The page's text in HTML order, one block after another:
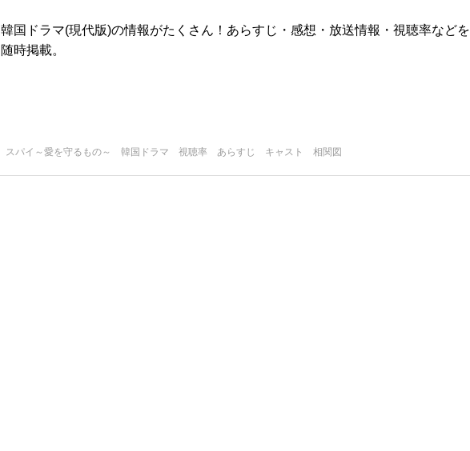
韓国ドラマ(現代版)の情報がたくさん！あらすじ・感想・放送情報・視聴率などを
随時掲載。
スパイ～愛を守るもの～ 韓国ドラマ 視聴率 あらすじ キャスト 相関図